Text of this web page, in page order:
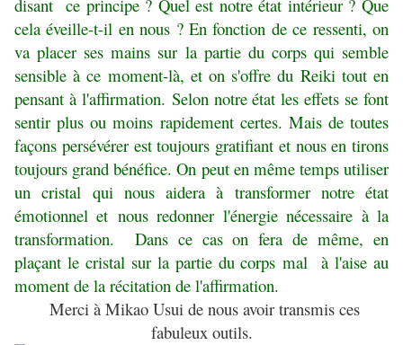
disant ce principe ? Quel est notre état intérieur ? Que
cela éveille-t-il en nous ? En fonction de ce ressenti, on
va placer ses mains sur la partie du corps qui semble
sensible à ce moment-là, et on s'offre du Reiki tout en
pensant à l'affirmation. Selon notre état les effets se font
sentir plus ou moins rapidement certes. Mais de toutes
façons persévérer est toujours gratifiant et nous en tirons
toujours grand bénéfice. On peut en même temps utiliser
un cristal qui nous aidera à transformer notre état
émotionnel et nous redonner l'énergie nécessaire à la
transformation. Dans ce cas on fera de même, en
plaçant le cristal sur la partie du corps mal à l'aise au
moment de la récitation de l'affirmation.
Merci à Mikao Usui de nous avoir transmis ces
fabuleux outils.